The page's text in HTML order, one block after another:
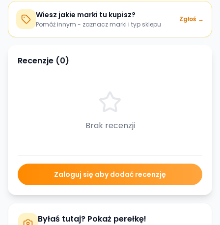
Wiesz jakie marki tu kupisz?
Pomóż innym - zaznacz marki i typ sklepu
Zgłoś →
Recenzje (0)
Brak recenzji
Zaloguj się aby dodać recenzję
Byłaś tutaj? Pokaż perełkę!